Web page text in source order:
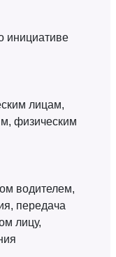
инициативе
лицам,
физическим
водителем,
передача
лицу,